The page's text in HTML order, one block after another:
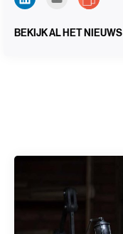
BEKIJK AL HET NIEUWS